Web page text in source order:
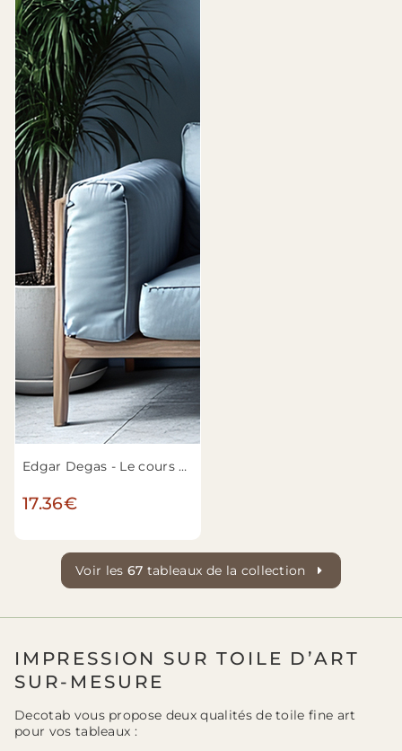
Edgar Degas - Le cours de danse
17.36€
Voir les 67 tableaux de la collection
IMPRESSION SUR TOILE D’ART
SUR-MESURE
Decotab vous propose deux qualités de toile fine art
pour vos tableaux :